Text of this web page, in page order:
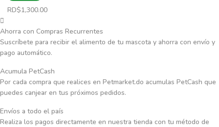
RD$1,300.00
Ahorra con Compras Recurrentes
Suscríbete para recibir el alimento de tu mascota y ahorra con envío y
pago automático.
Acumula PetCash
Por cada compra que realices en Petmarket.do acumulas PetCash que
puedes canjear en tus próximos pedidos.
Envíos a todo el país
Realiza los pagos directamente en nuestra tienda con tu método de